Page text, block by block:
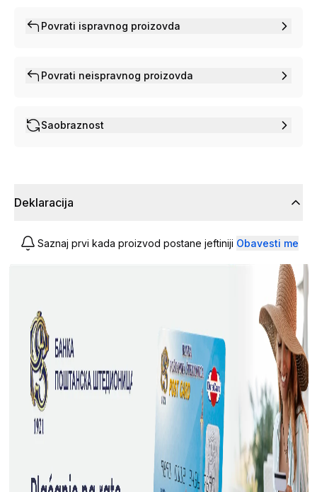
Povrati ispravnog proizovda
Povrati neispravnog proizovda
Saobraznost
Deklaracija
Saznaj prvi kada proizvod postane jeftiniji Obavesti me